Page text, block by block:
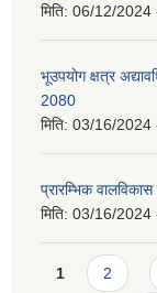
मिति: 06/12/2024
भूउपयोग क्षत्र
2080
मिति: 03/16/2024
प्रारम्भिक
मिति: 03/16/2024
Pages
1 2